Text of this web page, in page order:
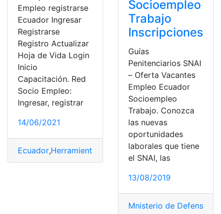
Empleo registrarse
Ecuador Ingresar
Registrarse
Registro Actualizar
Hoja de Vida Login
Inicio
Capacitación. Red
Socio Empleo:
Ingresar, registrar
14/06/2021
Ecuador,Herramientas Ecuador,Socio Empleo,top1
Socioempleo
Trabajo
Inscripciones
Guías
Penitenciarios SNAI
– Oferta Vacantes
Empleo Ecuador
Socioempleo
Trabajo. Conozca
las nuevas
oportunidades
laborales que tiene
el SNAI, las
13/08/2019
Mnisterio de Defensa